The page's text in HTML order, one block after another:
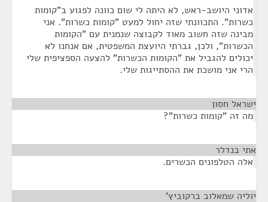
אדוני היושב-ראש, לא היתה לי שום כוונה לפגוע ב"קומות
כשרות". התכוונתי שזה יחול למעט "קומות כשרות". אני
מבינה שזה חשוב מאוד לקבוצה שנמנית עם "הקומות
הכשרות", ולכן, גברתי היועצת המשפטית, אם אנחנו לא
יכולים להגביל את "הקומות הכשרות" להצעה הספציפית שלי
הרי אני מושכת את ההסתייגות שלי.
ישראל חסון
מה זה "קומות כשרות"?
אתי בנדלר
אלה הטלפונים הכשרים.
יוליה שמאלוב ברקוביץ'